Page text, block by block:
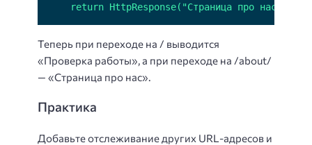
    return HttpResponse("Страница про нас")
Теперь при переходе на / выводится
«Проверка работы», а при переходе на /about/
— «Страница про нас».
Практика
Добавьте отслеживание других URL-адресов и